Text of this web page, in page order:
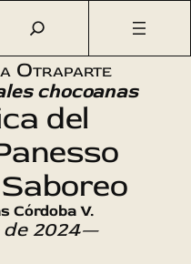
Música
La música del
Grupo Saboreo
Otraparte
chocoanas
del
Córdoba V.
de 2024—